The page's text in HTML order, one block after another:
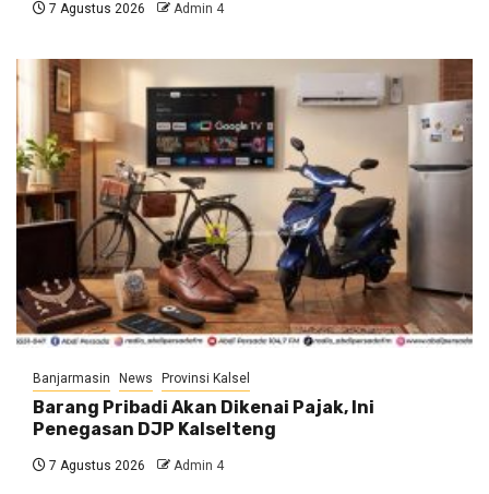
7 Agustus 2026 Admin 4
Banjarmasin News Provinsi Kalsel
Barang Pribadi Akan Dikenai Pajak, Ini
Penegasan DJP Kalselteng
7 Agustus 2026 Admin 4